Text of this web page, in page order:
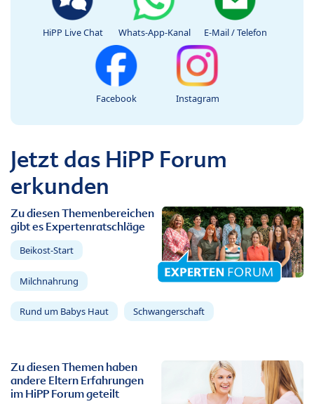
HiPP Live Chat Whats-App-Kanal E-Mail / Telefon
Facebook Instagram
Jetzt das HiPP Forum
erkunden
Zu diesen Themenbereichen
gibt es Expertenratschläge
Beikost-Start
Milchnahrung
Rund um Babys Haut Schwangerschaft
Zu diesen Themen haben
andere Eltern Erfahrungen
im HiPP Forum geteilt